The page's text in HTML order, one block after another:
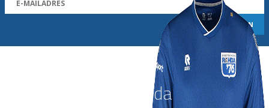
Word nu lid van Rohda